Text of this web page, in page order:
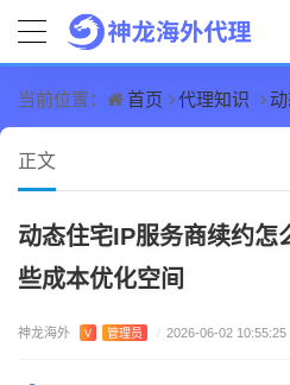
当前位置： 首页 代理知识 动态
正文
动态住宅IP服务商续约怎
些成本优化空间
神龙海外 V 管理员 / 2026-06-02 10:55:25